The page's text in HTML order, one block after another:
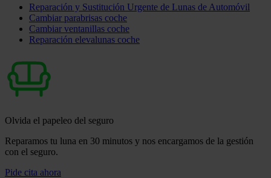
Reparación y Sustitución Urgente de Lunas de Automóvil
Cambiar parabrisas coche
Cambiar ventanillas coche
Reparación elevalunas coche
Olvida el papeleo del seguro
Reparamos tu luna en 30 minutos y nos encargamos de la gestión
con el seguro.
Pide cita ahora